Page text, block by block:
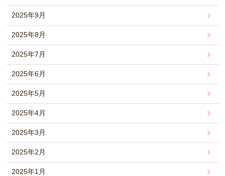
2025年9月
2025年8月
2025年7月
2025年6月
2025年5月
2025年4月
2025年3月
2025年2月
2025年1月